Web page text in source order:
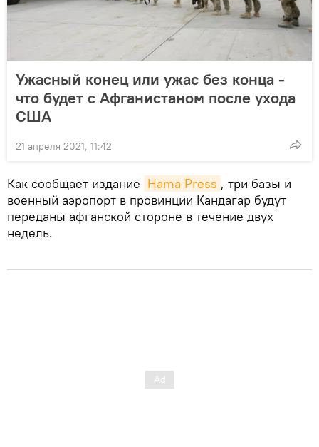
Ужасный конец или ужас без конца -
что будет с Афганистаном после ухода
США
21 апреля 2021, 11:42
Как сообщает издание Hama Press , три базы и
военный аэропорт в провинции Кандагар будут
переданы афганской стороне в течение двух
недель.